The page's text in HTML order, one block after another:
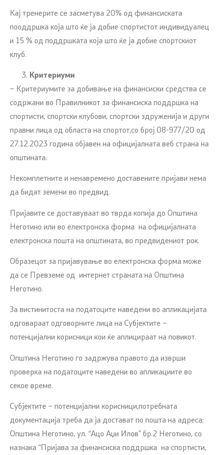
Кај тренерите се засметува 20% од финансиската
пооддршка која што ќе ја добие спортистот индивидуалец
и 15 % од поддршката која што ќе ја добие спортскиот
клуб.
Критериуми
– Критериумите за добивање на финансиски средства се
содржани во Правилникот за финансиска поддршка на
спортисти, спортски клубови, спортски здруженија и други
правни лица од областа на спортот,со број 08-977/20 од
27.12.2023 година објавен на официјалната веб страна на
општината.
Некомплетните и ненавремено доставените пријави нема
да бидат земени во предвид.
Пријавите се доставуваат во тврда копија до Општина
Неготино или во електронска форма на официјалната
електронска пошта на општината, во предвидениот рок.
Образецот за пријавување во електронска форма може
да се Превземе од интернет страната на Општина
Неготино.
За вистинитоста на податоците наведени во апликацијата
одговараат одговорните лица на Субјектите –
потенцијални корисници кои ќе аплицираат на повикот.
Општина Неготино го задржува правото да изврши
проверка на податоците наведени во апликациите во
секое време.
Субјектите – потенцијални корисници,потребната
документација треба да ја достават по пошта на адреса:
Општина Неготино, ул. “Ацо Аџи Илов” бр.2 Неготино, со
назнака “Пријава за финансиска поддршка на спортисти,